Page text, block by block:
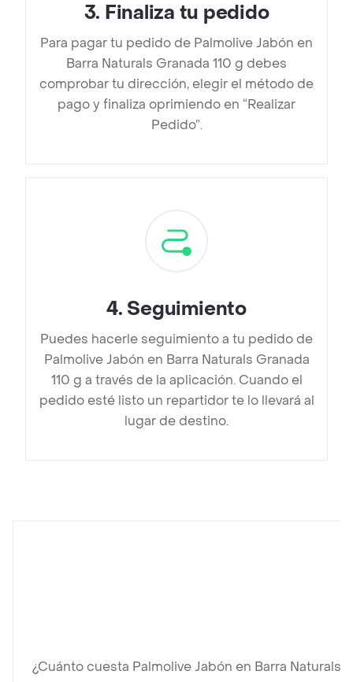
3. Finaliza tu pedido
Para pagar tu pedido de Palmolive Jabón en
Barra Naturals Granada 110 g debes
comprobar tu dirección, elegir el método de
pago y finaliza oprimiendo en “Realizar
Pedido”.
4. Seguimiento
Puedes hacerle seguimiento a tu pedido de
Palmolive Jabón en Barra Naturals Granada
110 g a través de la aplicación. Cuando el
pedido esté listo un repartidor te lo llevará al
lugar de destino.
¿Cuánto cuesta Palmolive Jabón en Barra Naturals